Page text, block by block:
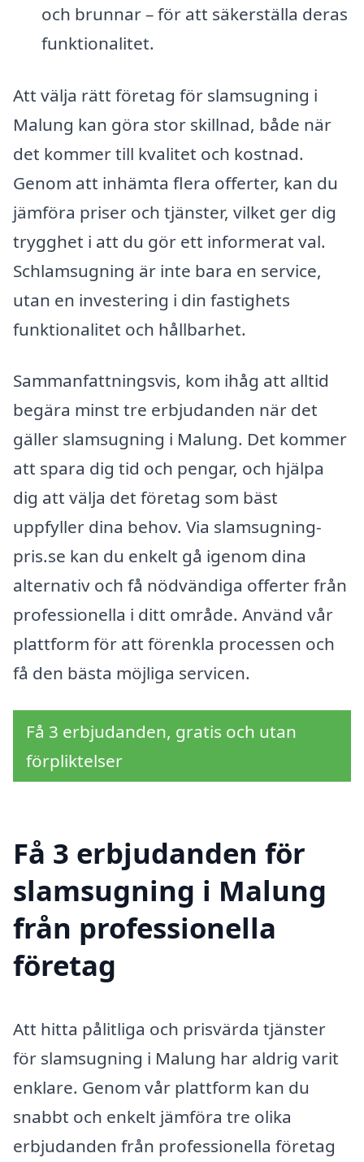
och brunnar – för att säkerställa deras
funktionalitet.
Att välja rätt företag för slamsugning i
Malung kan göra stor skillnad, både när
det kommer till kvalitet och kostnad.
Genom att inhämta flera offerter, kan du
jämföra priser och tjänster, vilket ger dig
trygghet i att du gör ett informerat val.
Schlamsugning är inte bara en service,
utan en investering i din fastighets
funktionalitet och hållbarhet.
Sammanfattningsvis, kom ihåg att alltid
begära minst tre erbjudanden när det
gäller slamsugning i Malung. Det kommer
att spara dig tid och pengar, och hjälpa
dig att välja det företag som bäst
uppfyller dina behov. Via slamsugning-
pris.se kan du enkelt gå igenom dina
alternativ och få nödvändiga offerter från
professionella i ditt område. Använd vår
plattform för att förenkla processen och
få den bästa möjliga servicen.
Få 3 erbjudanden, gratis och utan
förpliktelser
Få 3 erbjudanden för
slamsugning i Malung
från professionella
företag
Att hitta pålitliga och prisvärda tjänster
för slamsugning i Malung har aldrig varit
enklare. Genom vår plattform kan du
snabbt och enkelt jämföra tre olika
erbjudanden från professionella företag